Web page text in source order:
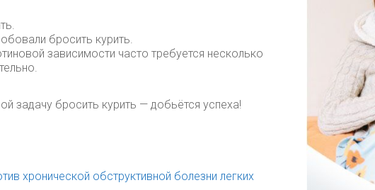
бросить курить.
зависимости часто требуется несколько
задачу бросить курить — добьётся успеха!
хронической обструктивной болезни легких